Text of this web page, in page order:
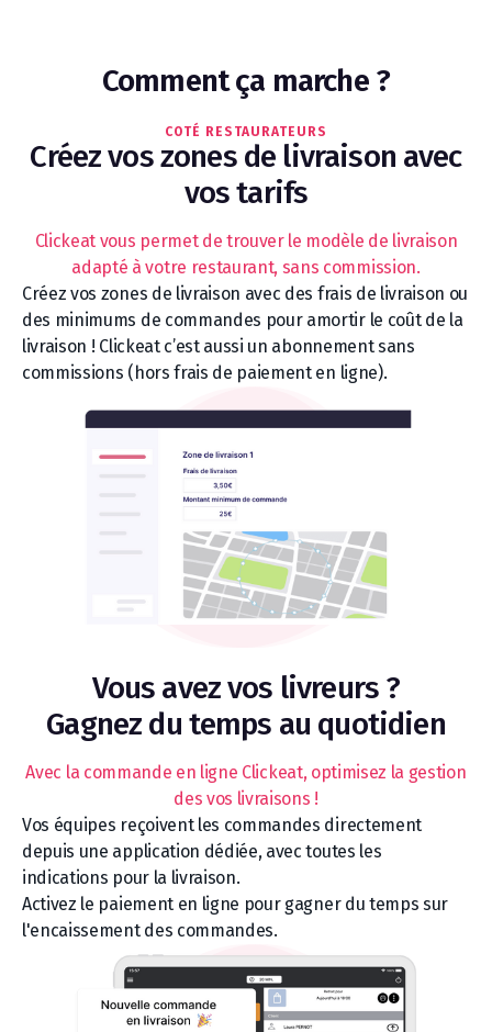
Comment ça marche ?
COTÉ RESTAURATEURS
Créez vos zones de livraison avec
vos tarifs
Clickeat vous permet de trouver le modèle de livraison
adapté à votre restaurant, sans commission.
Créez vos zones de livraison avec des frais de livraison ou
des minimums de commandes pour amortir le coût de la
livraison ! Clickeat c’est aussi un abonnement sans
commissions (hors frais de paiement en ligne).
Vous avez vos livreurs ?
Gagnez du temps au quotidien
Avec la commande en ligne Clickeat, optimisez la gestion
des vos livraisons !
Vos équipes reçoivent les commandes directement
depuis une application dédiée, avec toutes les
indications pour la livraison.
Activez le paiement en ligne pour gagner du temps sur
l'encaissement des commandes.